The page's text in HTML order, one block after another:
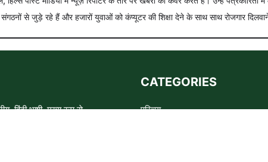
से जुड़े रहे हैं और हजारों युवाओं को कंप्यूटर की शिक्षा देने के साथ साथ रोजगार
हिंदी भाषी, मुख्य रूप से
CATEGORIES
परिचय